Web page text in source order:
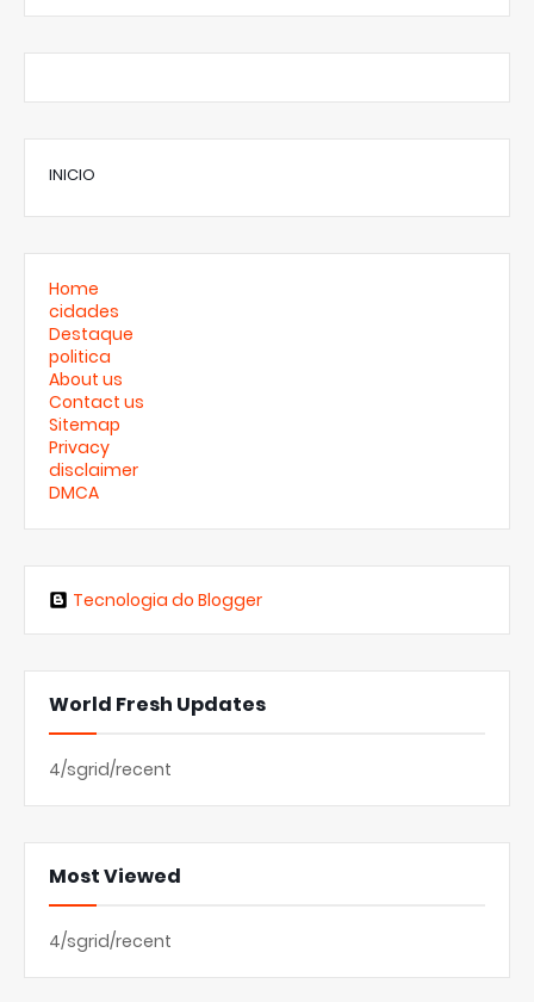
INICIO
Home
cidades
Destaque
politica
About us
Contact us
Sitemap
Privacy
disclaimer
DMCA
Tecnologia do Blogger
World Fresh Updates
4/sgrid/recent
Most Viewed
4/sgrid/recent